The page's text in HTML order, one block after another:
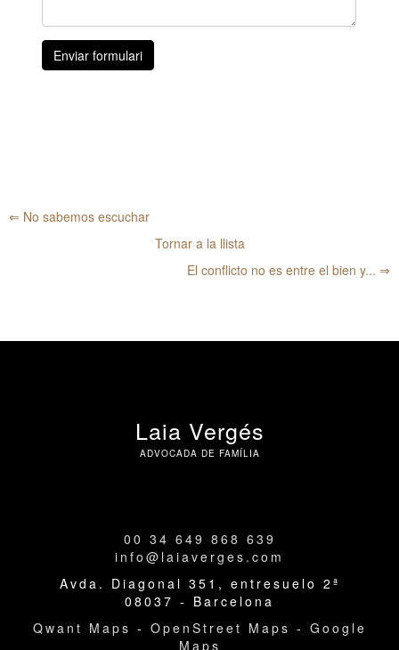
⇐ No sabemos escuchar
Tornar a la llista
El conflicto no es entre el bien y... ⇒
Laia Vergés
ADVOCADA DE FAMÍLIA
00 34 649 868 639
info@laiaverges.com
Avda. Diagonal 351, entresuelo 2ª
08037 - Barcelona
Qwant Maps - OpenStreet Maps - Google
Maps